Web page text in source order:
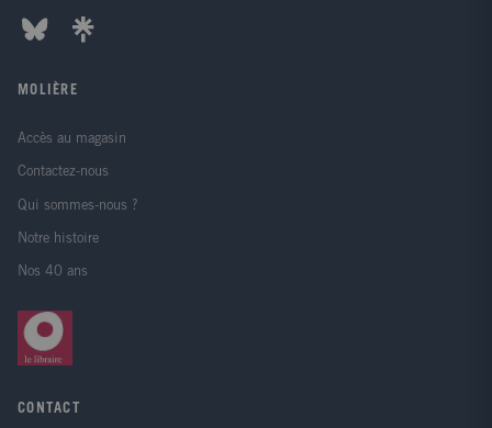
MOLIÈRE
Accès au magasin
Contactez-nous
Qui sommes-nous ?
Notre histoire
Nos 40 ans
CONTACT